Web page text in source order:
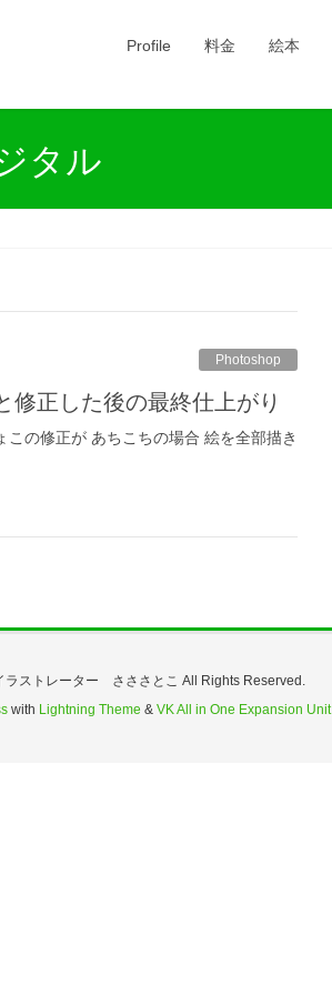
Profile 料金 絵本
タル
Photoshop
修正した後の最終仕上がり
の修正が あちこちの場合 絵を全部描き
ラストレーター さささとこ All Rights Reserved.
with Lightning Theme & VK All in One Expansion Unit